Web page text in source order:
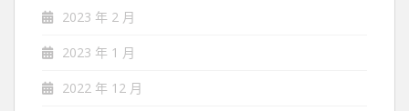
2023 年 2 月
2023 年 1 月
2022 年 12 月